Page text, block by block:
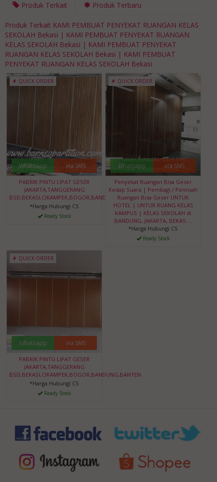
Produk Terkait Produk Terbaru
Produk Terkait KAMI PEMBUAT PENYEKAT RUANGAN KELAS
SEKOLAH Bekasi | KAMI PEMBUAT PENYEKAT RUANGAN
KELAS SEKOLAH Bekasi | KAMI PEMBUAT PENYEKAT
RUANGAN KELAS SEKOLAH Bekasi | KAMI PEMBUAT
PENYEKAT RUANGAN KELAS SEKOLAH Bekasi
QUICK ORDER
Whatsapp via SMS
PABRIK PINTU LIPAT GESER
JAKARTA,TANGGERANG
BSD,BEKASI,CIKAMPEK,BOGOR,BANDUNG,BANTEN
*Harga Hubungi CS
Ready Stock
QUICK ORDER
Whatsapp via SMS
Penyekat Ruangan Bisa Geser
Kedap Suara | Pembagi / Pemisah
Ruangan Bisa Geser UNTUK
HOTEL | UNTUK RUANG KELAS
KAMPUS | KELAS SEKOLAH di
BANDUNG, JAKARTA, BEKAS....
*Harga Hubungi CS
Ready Stock
QUICK ORDER
Whatsapp via SMS
PABRIK PINTU LIPAT GESER
JAKARTA,TANGGERANG
BSD,BEKASI,CIKAMPEK,BOGOR,BANDUNG,BANTEN
*Harga Hubungi CS
Ready Stock